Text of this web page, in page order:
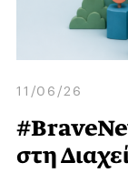
11/06/26
στη